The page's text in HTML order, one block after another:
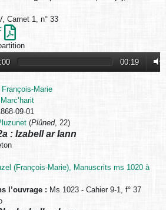
Carnet 1, n° 33
00:19
François-Marie
09-01
(Plûned, 22)
: Izabell ar Iann
(François-Marie), Manuscrits ms 1020 à
l’ouvrage : Ms 1023 - Cahier 9-1, f° 37